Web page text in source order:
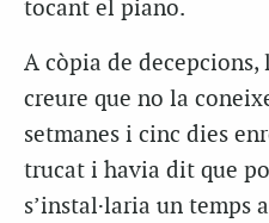
tocant el piano.
A còpia de
creure que no la
setmanes i cinc dies
trucat i havia dit que
s’instal·laria un temps